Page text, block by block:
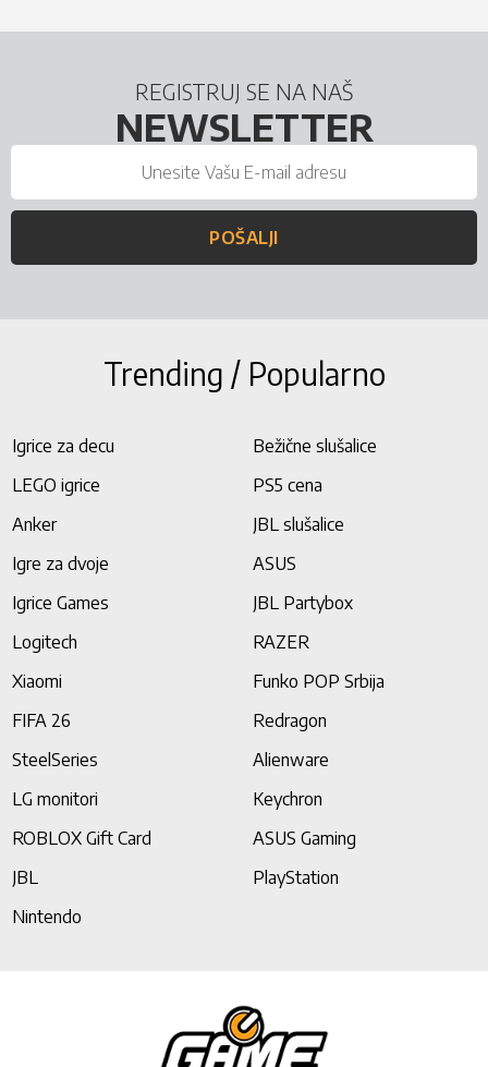
REGISTRUJ SE NA NAŠ
NEWSLETTER
POŠALJI
Trending / Popularno
Igrice za decu
Bežične slušalice
LEGO igrice
PS5 cena
Anker
JBL slušalice
Igre za dvoje
ASUS
Igrice Games
JBL Partybox
Logitech
RAZER
Xiaomi
Funko POP Srbija
FIFA 26
Redragon
SteelSeries
Alienware
LG monitori
Keychron
ROBLOX Gift Card
ASUS Gaming
JBL
PlayStation
Nintendo